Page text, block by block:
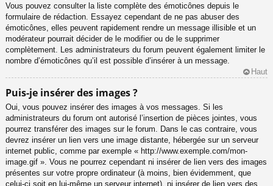
Vous pouvez consulter la liste complète des émoticônes depuis le
formulaire de rédaction. Essayez cependant de ne pas abuser des
émoticônes, elles peuvent rapidement rendre un message illisible et un
modérateur pourrait décider de le modifier ou de le supprimer
complètement. Les administrateurs du forum peuvent également limiter le
nombre d’émoticônes qu’il est possible d’insérer à un message.
Haut
Puis-je insérer des images ?
Oui, vous pouvez insérer des images à vos messages. Si les
administrateurs du forum ont autorisé l’insertion de pièces jointes, vous
pourrez transférer des images sur le forum. Dans le cas contraire, vous
devrez insérer un lien vers une image distante, hébergée sur un serveur
internet public, comme par exemple « http://www.exemple.com/mon-
image.gif ». Vous ne pourrez cependant ni insérer de lien vers des images
présentes sur votre propre ordinateur (à moins, bien évidemment, que
celui-ci soit en lui-même un serveur internet), ni insérer de lien vers des